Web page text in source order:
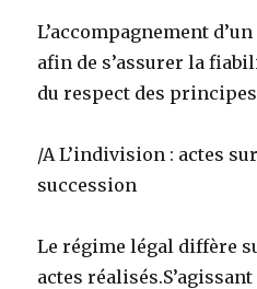
L’accompagnement
afin de s’assurer la
du respect des
/A L’indivision : actes
succession
Le régime légal diffère
actes réalisés.S’agissant